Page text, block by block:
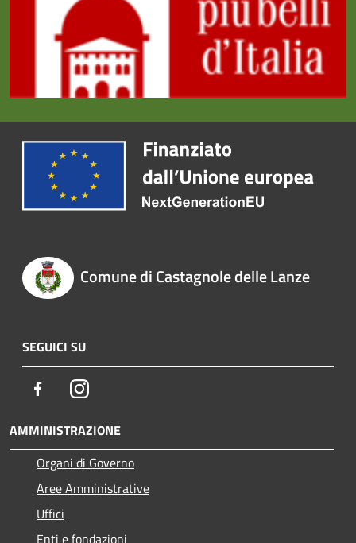
Comune di Castagnole delle Lanze
SEGUICI SU
FacebookInstagram
AMMINISTRAZIONE
Organi di Governo
Aree Amministrative
Uffici
Enti e fondazioni